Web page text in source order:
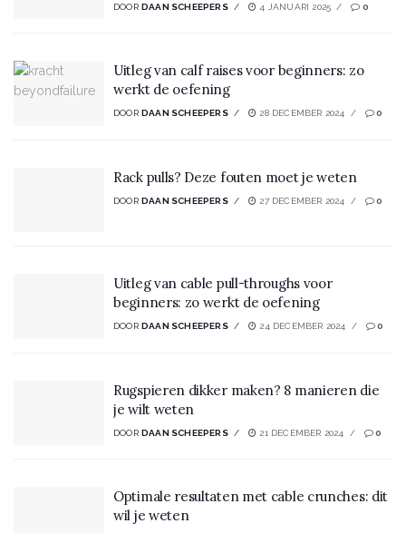
DOOR DAAN SCHEEPERS 4 JANUARI 2025 0
Uitleg van calf raises voor beginners: zo
werkt de oefening
DOOR DAAN SCHEEPERS 28 DECEMBER 2024 0
Rack pulls? Deze fouten moet je weten
DOOR DAAN SCHEEPERS 27 DECEMBER 2024 0
Uitleg van cable pull-throughs voor
beginners: zo werkt de oefening
DOOR DAAN SCHEEPERS 24 DECEMBER 2024 0
Rugspieren dikker maken? 8 manieren die
je wilt weten
DOOR DAAN SCHEEPERS 21 DECEMBER 2024 0
Optimale resultaten met cable crunches: dit
wil je weten